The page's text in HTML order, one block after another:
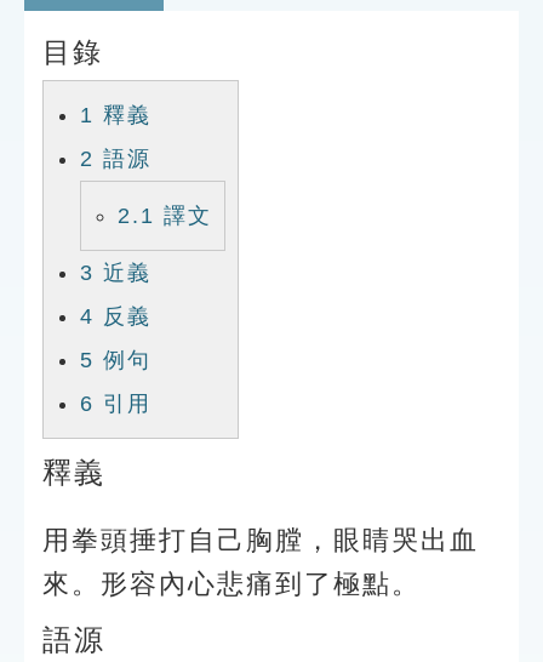
索引選單
單字索引
生命大百科索引
遊戲專區
教學應用
目錄
1 釋義
2 語源
2.1 譯文
3 近義
4 反義
5 例句
6 引用
釋義
用拳頭捶打自己胸膛，眼睛哭出血
來。形容內心悲痛到了極點。
語源